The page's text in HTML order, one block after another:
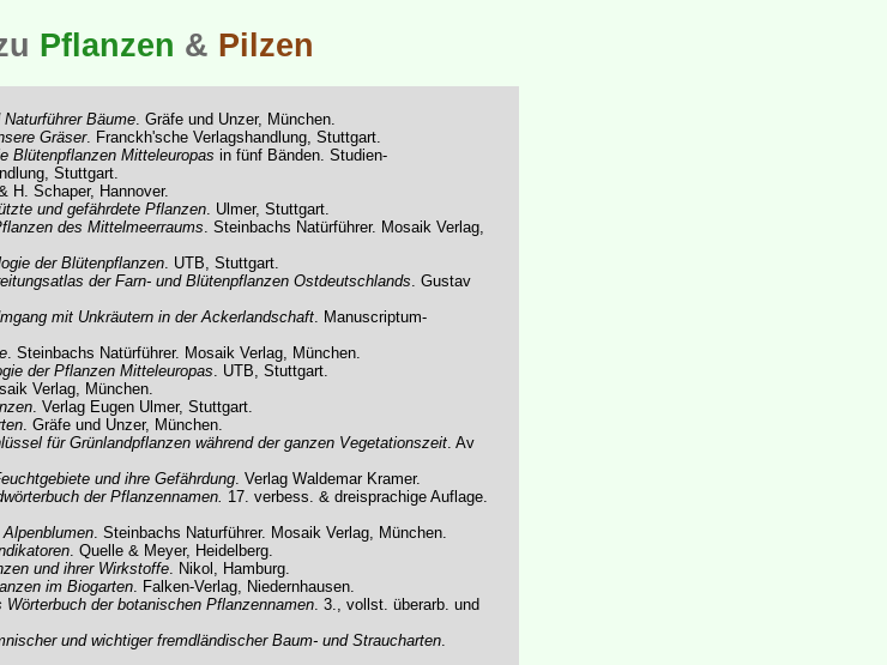
Pflanzen & Pilzen
Naturführer Bäume . Gräfe und Unzer, München.
Gräser. Franckh'sche Verlagshandlung, Stuttgart.
Blütenpflanzen Mitteleuropas in fünf Bänden. Studien-
Stuttgart.
H. Schaper, Hannover.
und gefährdete Pflanzen . Ulmer, Stuttgart.
des Mittelmeerraums . Steinbachs Natürführer. Mosaik Verlag,
der Blütenpflanzen . UTB, Stuttgart.
der Farn- und Blütenpflanzen Ostdeutschlands . Gustav
mit Unkräutern in der Ackerlandschaft . Manuscriptum-
. Steinbachs Natürführer. Mosaik Verlag, München.
der Pflanzen Mitteleuropas . UTB, Stuttgart.
Verlag, München.
. Verlag Eugen Ulmer, Stuttgart.
. Gräfe und Unzer, München.
für Grünlandpflanzen während der ganzen Vegetationszeit . Av
und ihre Gefährdung . Verlag Waldemar Kramer.
der Pflanzennamen. 17. verbess. & dreisprachige Auflage.
Alpenblumen . Steinbachs Naturführer. Mosaik Verlag, München.
. Quelle & Meyer, Heidelberg.
und ihrer Wirkstoffe . Nikol, Hamburg.
im Biogarten . Falken-Verlag, Niedernhausen.
der botanischen Pflanzennamen . 3., vollst. überarb. und
und wichtiger fremdländischer Baum- und Straucharten